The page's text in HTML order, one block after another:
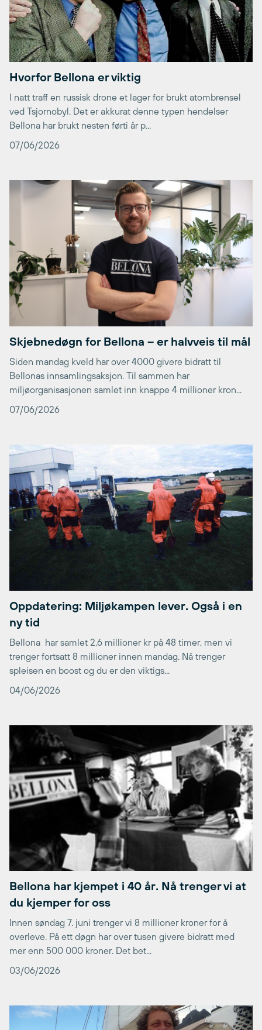
Hvorfor Bellona er viktig
I natt traff en russisk drone et lager for brukt atombrensel
ved Tsjornobyl. Det er akkurat denne typen hendelser
Bellona har brukt nesten førti år p...
07/06/2026
Skjebnedøgn for Bellona – er halvveis til mål
Siden mandag kveld har over 4000 givere bidratt til
Bellonas innsamlingsaksjon. Til sammen har
miljøorganisasjonen samlet inn knappe 4 millioner kron...
07/06/2026
Oppdatering: Miljøkampen lever. Også i en
ny tid
Bellona har samlet 2,6 millioner kr på 48 timer, men vi
trenger fortsatt 8 millioner innen mandag. Nå trenger
spleisen en boost og du er den viktigs...
04/06/2026
Bellona har kjempet i 40 år. Nå trenger vi at
du kjemper for oss
Innen søndag 7. juni trenger vi 8 millioner kroner for å
overleve. På ett døgn har over tusen givere bidratt med
mer enn 500 000 kroner. Det bet...
03/06/2026